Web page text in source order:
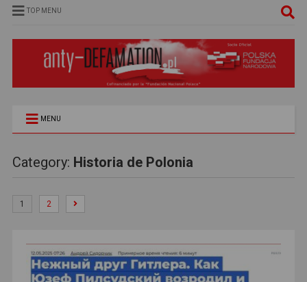
TOP MENU
MENU
Category: Historia de Polonia
1 2